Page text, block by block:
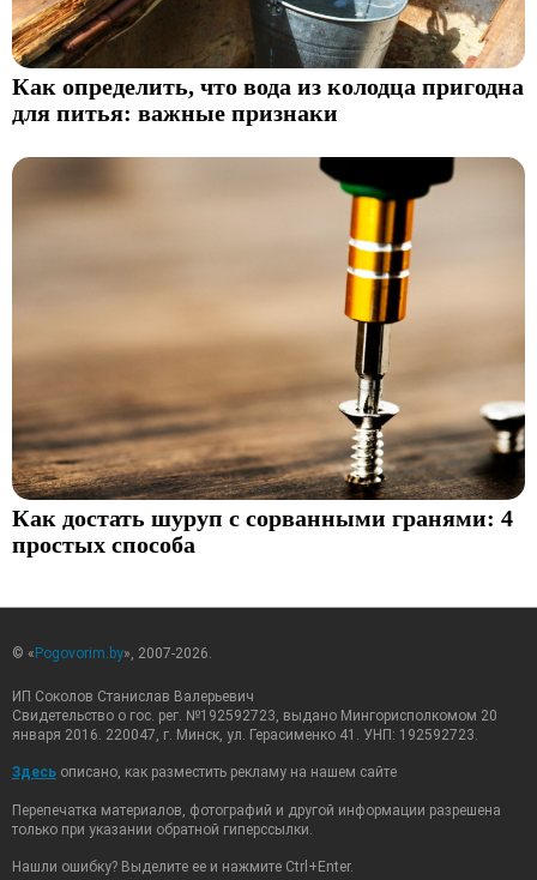
Как определить, что вода из колодца пригодна
для питья: важные признаки
Как достать шуруп с сорванными гранями: 4
простых способа
© « Pogovorim.by», 2007-2026.
ИП Соколов Станислав Валерьевич
Свидетельство о гос. рег. №192592723, выдано Мингорисполкомом 20
января 2016. 220047, г. Минск, ул. Герасименко 41. УНП: 192592723.
Здесь описано, как разместить рекламу на нашем сайте
Перепечатка материалов, фотографий и другой информации разрешена
только при указании обратной гиперссылки.
Нашли ошибку? Выделите ее и нажмите Ctrl+Enter.